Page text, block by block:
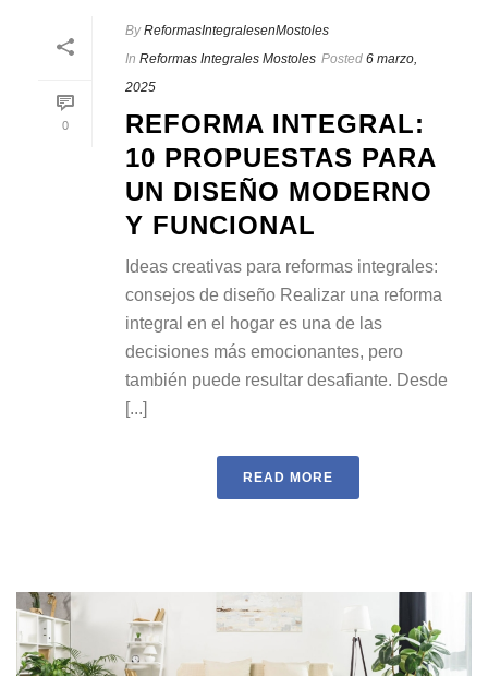
0
By ReformasIntegralesenMostoles
In Reformas Integrales Mostoles Posted 6 marzo,
2025
REFORMA INTEGRAL:
10 PROPUESTAS PARA
UN DISEÑO MODERNO
Y FUNCIONAL
Ideas creativas para reformas integrales:
consejos de diseño Realizar una reforma
integral en el hogar es una de las
decisiones más emocionantes, pero
también puede resultar desafiante. Desde
[...]
READ MORE